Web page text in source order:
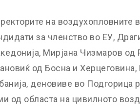
на воздухопловните
за членство во ЕУ,
Мирјана Чизмаров од
од Босна и
деновиве во Подгорица
од областа на цивилното